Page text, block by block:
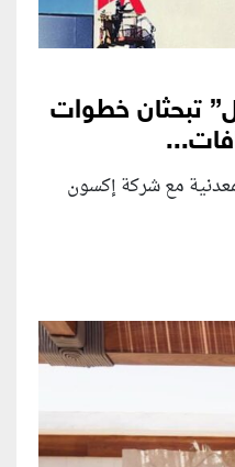
تبحثان خطوات
مع شركة إكسون